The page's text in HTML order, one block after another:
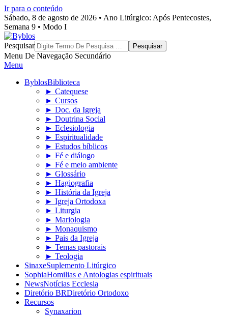
Ir para o conteúdo
Sábado, 8 de agosto de 2026 • Ano Litúrgico: Após Pentecostes,
Semana 9 • Modo I
Byblos
Pesquisar
Menu De Navegação Secundário
Menu
ByblosBiblioteca
► Catequese
► Cursos
► Doc. da Igreja
► Doutrina Social
► Eclesiologia
► Espiritualidade
► Estudos bíblicos
► Fé e diálogo
► Fé e meio ambiente
► Glossário
► Hagiografia
► História da Igreja
► Igreja Ortodoxa
► Liturgia
► Mariologia
► Monaquismo
► Pais da Igreja
► Temas pastorais
► Teologia
SinaxeSuplemento Litúrgico
SophiaHomilias e Antologias espirituais
NewsNotícias Ecclesia
Diretório BRDiretório Ortodoxo
Recursos
Synaxarion